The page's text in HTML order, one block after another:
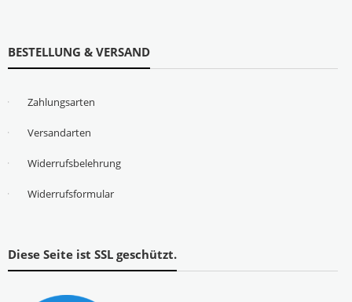
BESTELLUNG & VERSAND
Zahlungsarten
Versandarten
Widerrufsbelehrung
Widerrufsformular
Diese Seite ist SSL geschützt.